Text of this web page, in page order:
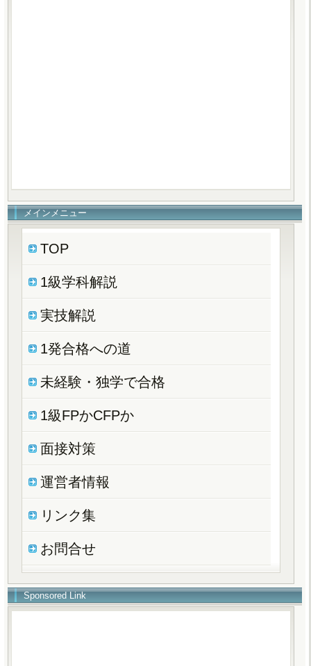
メインメニュー
TOP
1級学科解説
実技解説
1発合格への道
未経験・独学で合格
1級FPかCFPか
面接対策
運営者情報
リンク集
お問合せ
Sponsored Link